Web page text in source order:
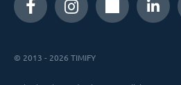
© 2013 - 2026 TIMIFY